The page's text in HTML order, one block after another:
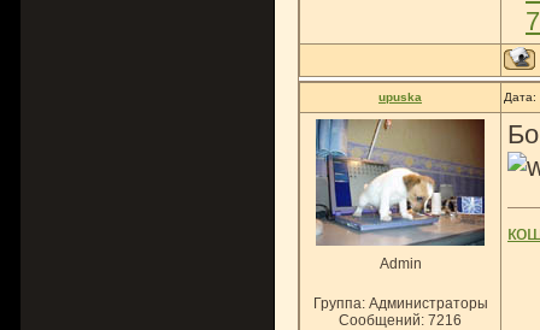
upuska
Admin
Группа: Администраторы
Сообщений: 7216